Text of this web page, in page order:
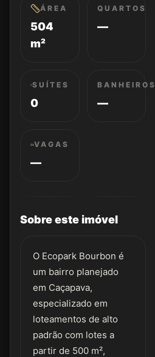
ÁREA
504
m²
QUARTOS
—
SUÍTES
0
BANHEIROS
—
VAGAS
—
Sobre este imóvel
O Ecopark Bourbon é
um bairro planejado
em Caçapava,
especializado em
loteamentos de alto
padrão com lotes a
partir de 500 m²,